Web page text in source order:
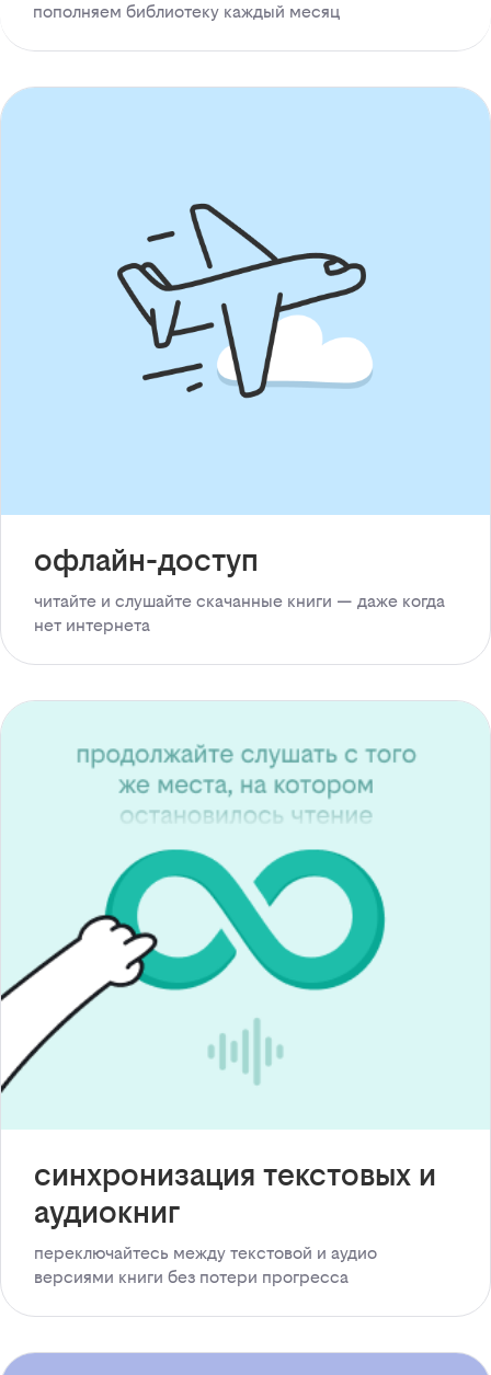
пополняем библиотеку каждый месяц
офлайн-доступ
читайте и слушайте скачанные книги — даже когда
нет интернета
синхронизация текстовых и
аудиокниг
переключайтесь между текстовой и аудио
версиями книги без потери прогресса